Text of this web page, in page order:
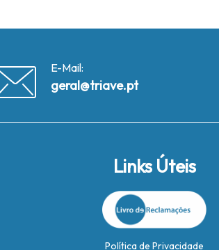
E-Mail:
geral@triave.pt
Links Úteis
Política de Privacidade